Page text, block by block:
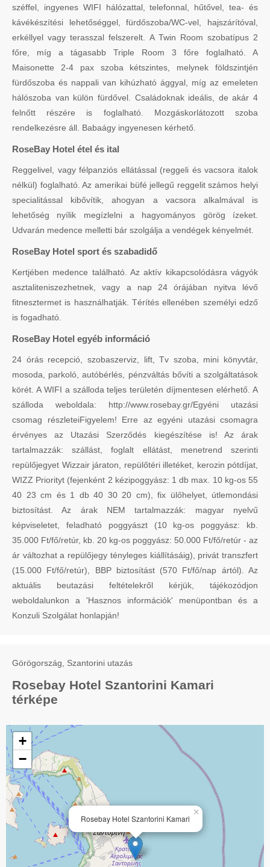
széffel, ingyenes WIFI hálózattal, telefonnal, hűtővel, tea- és
kávékészítési lehetőséggel, fürdőszoba/WC-vel, hajszárítóval,
erkéllyel vagy terasszal felszerelt. A Twin Room szobatípus 2
főre, míg a tágasabb Triple Room 3 főre foglalható. A
Maisonette 2-4 pax szoba kétszintes, melynek földszintjén
fürdőszoba és nappali van kihúzható ággyal, míg az emeleten
hálószoba van külön fürdővel. Családoknak ideális, de akár 4
felnőtt részére is foglalható. Mozgáskorlátozott szoba
rendelkezésre áll. Babaágy ingyenesen kérhető.
RoseBay Hotel étel és ital
Reggelivel, vagy félpanziós ellátással (reggeli és vacsora italok
nélkül) foglalható. Az amerikai büfé jellegű reggelit számos helyi
specialitással kibővítik, ahogyan a vacsora alkalmával is
lehetőség nyílik megízlelni a hagyományos görög ízeket.
Udvarán medence melletti bár szolgálja a vendégek kényelmét.
RoseBay Hotel sport és szabadidő
Kertjében medence található. Az aktív kikapcsolódásra vágyók
asztaliteniszezhetnek, vagy a nap 24 órájában nyitva lévő
fitnesztermet is használhatják. Térítés ellenében személyi edző
is fogadható.
RoseBay Hotel egyéb információ
24 órás recepció, szobaszerviz, lift, Tv szoba, mini könyvtár,
mosoda, parkoló, autóbérlés, pénzváltás bővíti a szolgáltatások
körét. A WIFI a szálloda teljes területén díjmentesen elérhető. A
szálloda weboldala: http://www.rosebay.gr/Egyéni utazási
csomag részleteiFigyelem! Erre az egyéni utazási csomagra
érvényes az Utazási Szerződés kiegészítése is! Az árak
tartalmazzák: szállást, foglalt ellátást, menetrend szerinti
repülőjegyet Wizzair járaton, repülőtéri illetéket, kerozin pótdíjat,
WIZZ Priorityt (fejenként 2 kézipoggyász: 1 db max. 10 kg-os 55
40 23 cm és 1 db 40 30 20 cm), fix ülőhelyet, útlemondási
biztosítást. Az árak NEM tartalmazzák: magyar nyelvű
képviseletet, feladható poggyászt (10 kg-os poggyász: kb.
35.000 Ft/fő/retúr, kb. 20 kg-os poggyász: 50.000 Ft/fő/retúr - az
ár változhat a repülőjegy tényleges kiállításáig), privát transzfert
(15.000 Ft/fő/retúr), BBP biztosítást (570 Ft/fő/nap ártól). Az
aktuális beutazási feltételekről kérjük, tájékozódjon
weboldalunkon a 'Hasznos információk' menüpontban és a
Konzuli Szolgálat honlapján!
Görögország, Szantorini utazás
Rosebay Hotel Szantorini Kamari
térképe
Rosebay Hotel Szantorini Kamari
×
+
−